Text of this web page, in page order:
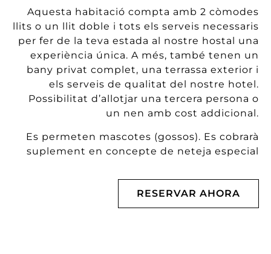
Aquesta habitació compta amb 2 còmodes
llits o un llit doble i tots els serveis necessaris
per fer de la teva estada al nostre hostal una
experiència única. A més, també tenen un
bany privat complet, una terrassa exterior i
els serveis de qualitat del nostre hotel.
Possibilitat d’allotjar una tercera persona o
un nen amb cost addicional.
Es permeten mascotes (gossos). Es cobrarà
suplement en concepte de neteja especial
RESERVAR AHORA